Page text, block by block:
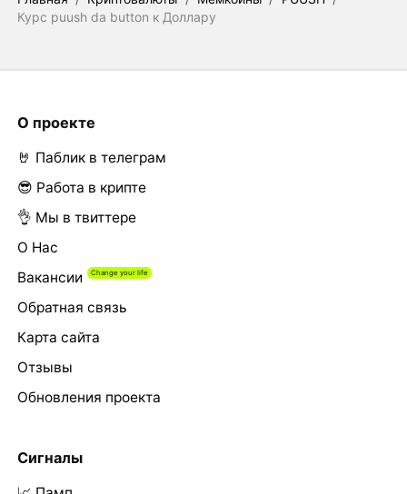
Курс puush da button к Доллару
О проекте
🤘 Паблик в телеграм
😎 Работа в крипте
👌 Мы в твиттере
О Нас
Вакансии
Обратная связь
Карта сайта
Отзывы
Обновления проекта
Сигналы